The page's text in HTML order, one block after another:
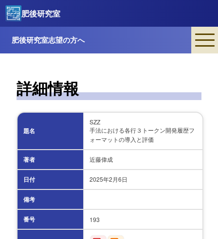
肥後研究室
肥後研究室志望の方へ
詳細情報
題名
SZZ
手法における各行３トークン開発履歴フ
ォーマットの導入と評価
著者 近藤偉成
日付 2025年2月6日
備考
番号 193